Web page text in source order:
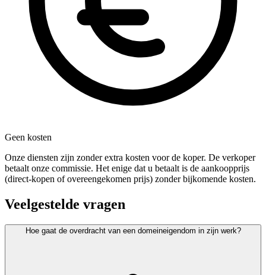
Geen kosten
Onze diensten zijn zonder extra kosten voor de koper. De verkoper
betaalt onze commissie. Het enige dat u betaalt is de aankoopprijs
(direct-kopen of overeengekomen prijs) zonder bijkomende kosten.
Veelgestelde vragen
Hoe gaat de overdracht van een domeineigendom in zijn werk?